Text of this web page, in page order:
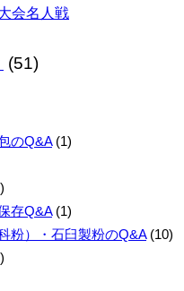
会名人戦
(51)
のQ&A(1)
存Q&A(1)
粉）・石臼製粉のQ&A(10)